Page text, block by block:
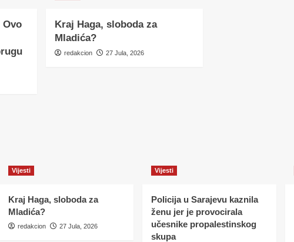
Ovo
Kraj Haga, sloboda za
Mladića?
redakcion 27 Jula, 2026
Vijesti
Kraj Haga, sloboda za
Mladića?
redakcion 27 Jula, 2026
Vijesti
Policija u Sarajevu kaznila
ženu jer je provocirala
učesnike propalestinskog
skupa